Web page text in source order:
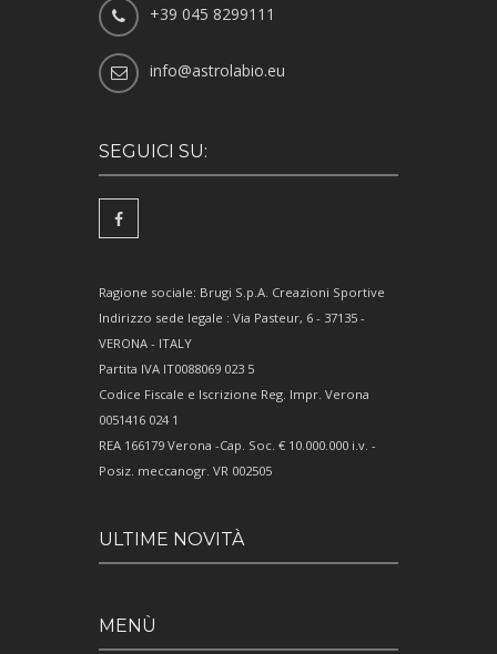
+39 045 8299111
info@astrolabio.eu
SEGUICI SU:
Ragione sociale: Brugi S.p.A. Creazioni Sportive
Indirizzo sede legale : Via Pasteur, 6 - 37135 -
VERONA - ITALY
Partita IVA IT0088069 023 5
Codice Fiscale e Iscrizione Reg. Impr. Verona
0051416 024 1
REA 166179 Verona -Cap. Soc. € 10.000.000 i.v. -
Posiz. meccanogr. VR 002505
ULTIME NOVITÀ
MENÙ